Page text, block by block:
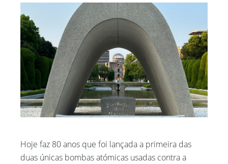
Hoje faz 80 anos que foi lançada a primeira das
duas únicas bombas atómicas usadas contra a